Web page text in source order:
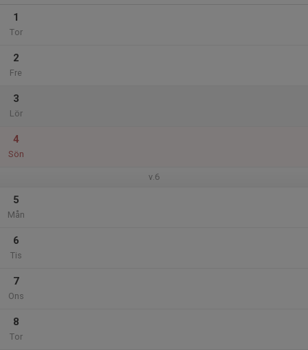
1
Tor
2
Fre
3
Lör
4
Sön
v.6
5
Mån
6
Tis
7
Ons
8
Tor